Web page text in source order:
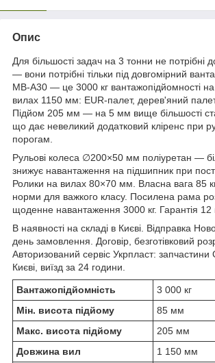
Опис
Для більшості задач на 3 тонни не потрібні
— вони потрібні тільки під довгомірний
MB-A30 — це 3000 кг вантажопідйомності
вилах 1150 мм: EUR-палет, дерев'яний
Підйом 205 мм — на 5 мм вище більшості
що дає невеликий додатковий кліренс при
порогам.
Рульові колеса ∅200×50 мм поліуретан —
знижує навантаження на підшипник при
Ролики на вилах 80×70 мм. Власна вага 85
норми для важкого класу. Посилена рама
щоденне навантаження 3000 кг. Гарантія 12
В наявності на складі в Києві. Відправка
день замовлення. Договір, безготівковий
Авторизований сервіс Укрпласт:
Києві, виїзд за 24 години.
Вантажопідйомність
3 000 кг
Мін. висота підйому
85 мм
Макс. висота підйому
205 мм
Довжина вил
1 150 мм